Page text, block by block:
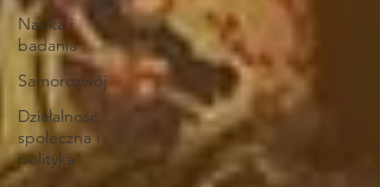
Nauka i
badania
Samorozwój
Działalność
społeczna i
polityka